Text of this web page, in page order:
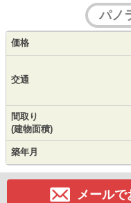
パノ
価格
交通
間取り
(建物面積)
築年月
メールで